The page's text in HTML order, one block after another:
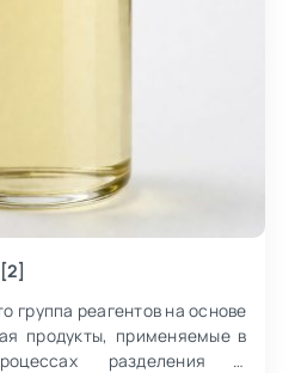
[2]
группа реагентов на основе
продукты, применяемые в
разделения и